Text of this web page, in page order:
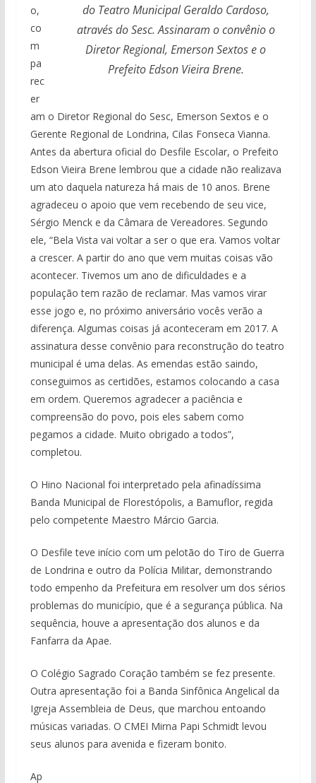
do Teatro Municipal Geraldo Cardoso,
através do Sesc. Assinaram o convênio o
Diretor Regional, Emerson Sextos e o
Prefeito Edson Vieira Brene.
o,
co
m
pa
rec
er
am o Diretor Regional do Sesc, Emerson Sextos e o
Gerente Regional de Londrina, Cilas Fonseca Vianna.
Antes da abertura oficial do Desfile Escolar, o Prefeito
Edson Vieira Brene lembrou que a cidade não realizava
um ato daquela natureza há mais de 10 anos. Brene
agradeceu o apoio que vem recebendo de seu vice,
Sérgio Menck e da Câmara de Vereadores. Segundo
ele, “Bela Vista vai voltar a ser o que era. Vamos voltar
a crescer. A partir do ano que vem muitas coisas vão
acontecer. Tivemos um ano de dificuldades e a
população tem razão de reclamar. Mas vamos virar
esse jogo e, no próximo aniversário vocês verão a
diferença. Algumas coisas já aconteceram em 2017. A
assinatura desse convênio para reconstrução do teatro
municipal é uma delas. As emendas estão saindo,
conseguimos as certidões, estamos colocando a casa
em ordem. Queremos agradecer a paciência e
compreensão do povo, pois eles sabem como
pegamos a cidade. Muito obrigado a todos”,
completou.
O Hino Nacional foi interpretado pela afinadíssima
Banda Municipal de Florestópolis, a Bamuflor, regida
pelo competente Maestro Márcio Garcia.
O Desfile teve início com um pelotão do Tiro de Guerra
de Londrina e outro da Polícia Militar, demonstrando
todo empenho da Prefeitura em resolver um dos sérios
problemas do município, que é a segurança pública. Na
sequência, houve a apresentação dos alunos e da
Fanfarra da Apae.
O Colégio Sagrado Coração também se fez presente.
Outra apresentação foi a Banda Sinfônica Angelical da
Igreja Assembleia de Deus, que marchou entoando
músicas variadas. O CMEI Mirna Papi Schmidt levou
seus alunos para avenida e fizeram bonito.
Ap